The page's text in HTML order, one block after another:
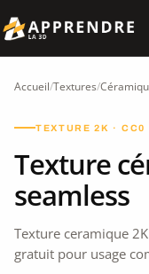
Accueil/Textures/
TEXTURE 2K · CC0
Texture
seamless
Texture ceramique
gratuit pour usage